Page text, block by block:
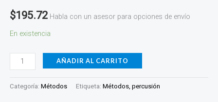
$195.72 Habla con un asesor para opciones de envío
En existencia
AÑADIR AL CARRITO
Categoría: Métodos Etiqueta: Métodos, percusión